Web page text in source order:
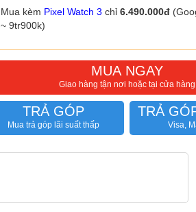
Mua kèm Pixel Watch 3 chỉ 6.490.000đ
~ 9tr900k)
MUA NGAY
Giao hàng tận nơi hoặc tại cửa hàng
TRẢ GÓP
Mua trả góp lãi suất thấp
TRẢ
Visa,